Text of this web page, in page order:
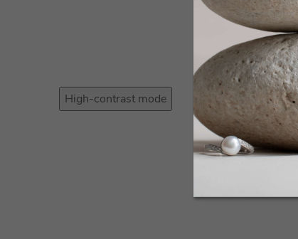
High-contrast mode